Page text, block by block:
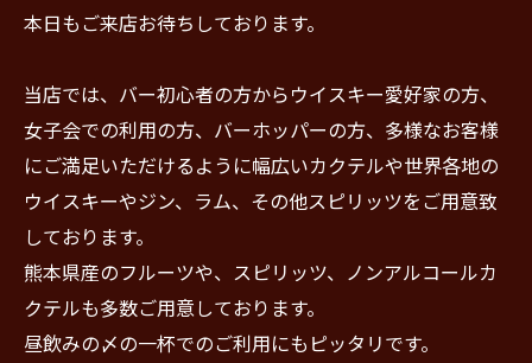
本日もご来店お待ちしております。
当店では、バー初心者の方からウイスキー愛好家の方、
女子会での利用の方、バーホッパーの方、多様なお客様
にご満足いただけるように幅広いカクテルや世界各地の
ウイスキーやジン、ラム、その他スピリッツをご用意致
しております。
熊本県産のフルーツや、スピリッツ、ノンアルコールカ
クテルも多数ご用意しております。
昼飲みの〆の一杯でのご利用にもピッタリです。